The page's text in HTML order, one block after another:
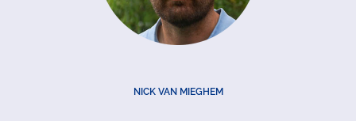
NICK VAN MIEGHEM